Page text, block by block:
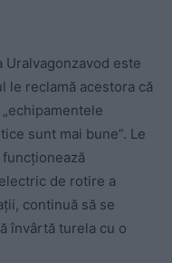
este
le reclamă acestora că
sunt mai bune”. Le
de rotire a
continuă să se
învârtă turela cu o